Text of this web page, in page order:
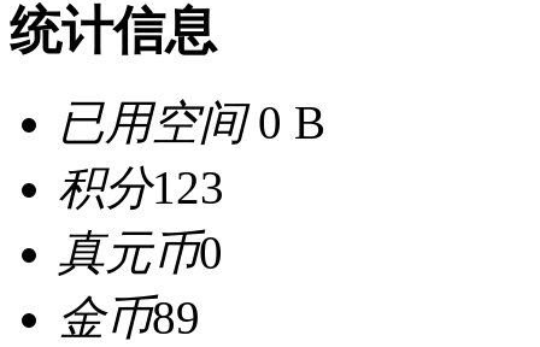
统计信息
已用空间0 B
积分123
真元币0
金币89